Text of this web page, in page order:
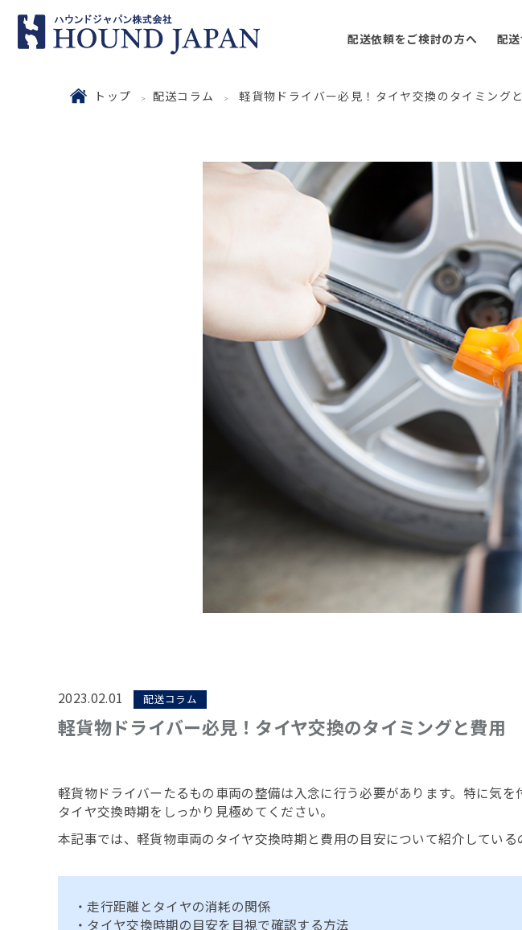
配送依頼をご検討の方へ 配
トップ 配送コラム 軽貨物ドライバー必見！タイヤ交換のタイミング
2023.02.01 配送コラム
軽貨物ドライバー必見！タイヤ交換のタイミングと費用
軽貨物ドライバーたるもの車両の整備は入念に行う必要があります。特に気
タイヤ交換時期をしっかり見極めてください。
本記事では、軽貨物車両のタイヤ交換時期と費用の目安について紹介してい
・走行距離とタイヤの消耗の関係
・タイヤ交換時期の目安を目視で確認する方法